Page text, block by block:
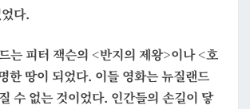
다.
는 피터 잭슨의 <반지의 제왕>이나 <호
한 땅이 되었다. 이들 영화는 뉴질랜드
수 없는 것이었다. 인간들의 손길이 닿